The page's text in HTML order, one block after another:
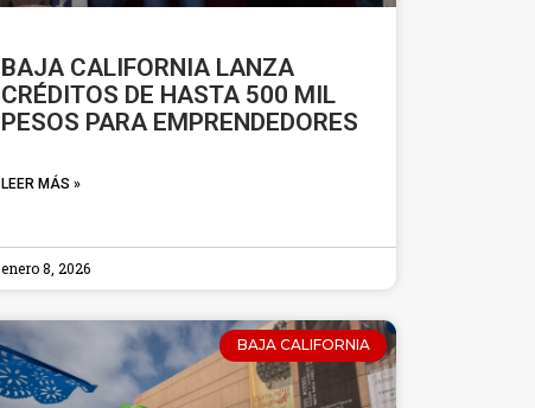
BAJA CALIFORNIA LANZA
CRÉDITOS DE HASTA 500 MIL
PESOS PARA EMPRENDEDORES
LEER MÁS »
enero 8, 2026
BAJA CALIFORNIA